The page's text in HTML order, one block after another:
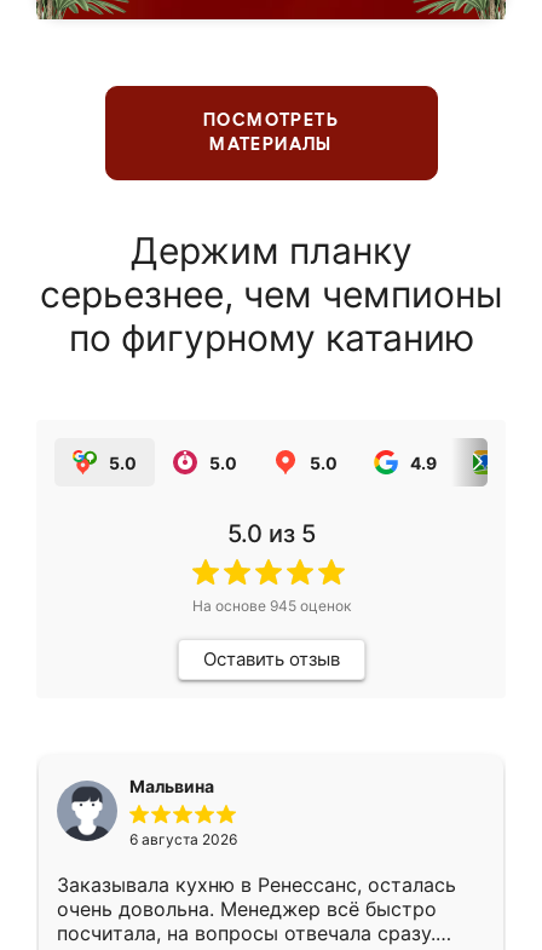
ПОСМОТРЕТЬ
МАТЕРИАЛЫ
Держим планку
серьезнее, чем чемпионы
по фигурному катанию
5.0 5.0 5.0 4.9
5.0 из 5
На основе 945оценок
Оставить отзыв
Мальвина
6 августа 2026
Заказывала кухню в Ренессанс, осталась
очень довольна. Менеджер всё быстро
посчитала, на вопросы отвечала сразу.